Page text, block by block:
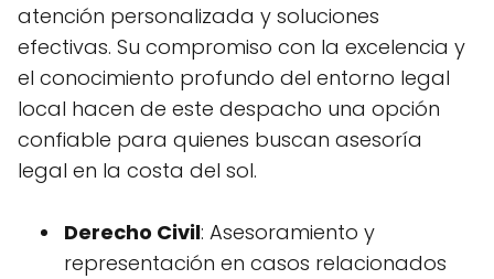
atención personalizada y soluciones
efectivas. Su compromiso con la excelencia y
el conocimiento profundo del entorno legal
local hacen de este despacho una opción
confiable para quienes buscan asesoría
legal en la costa del sol.
Derecho Civil: Asesoramiento y
representación en casos relacionados